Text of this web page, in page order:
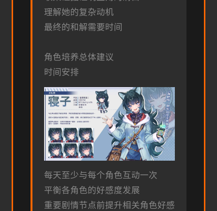
理解她的复杂动机
最终的和解需要时间
角色培养总体建议
时间安排
每天至少与每个角色互动一次
平衡各角色的好感度发展
重要剧情节点前提升相关角色好感